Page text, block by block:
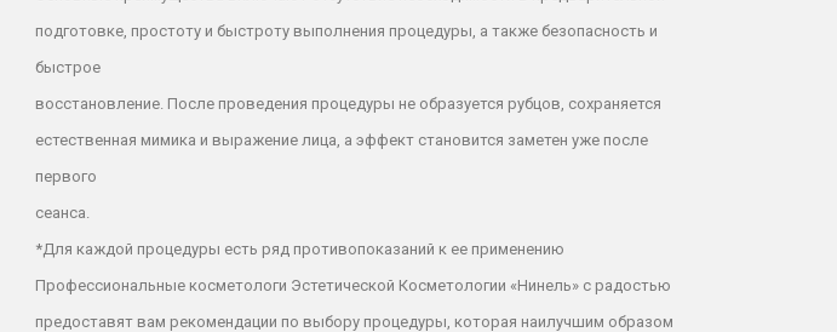
подготовке, простоту и быстроту выполнения процедуры, а также безопасность и
быстрое
восстановление. После проведения процедуры не образуется рубцов, сохраняется
естественная мимика и выражение лица, а эффект становится заметен уже после
первого
сеанса.
*Для каждой процедуры есть ряд противопоказаний к ее применению
Профессиональные косметологи Эстетической Косметологии «Нинель» с радостью
предоставят вам рекомендации по выбору процедуры, которая наилучшим образом